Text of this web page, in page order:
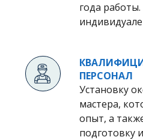
года
ПЕРСОНАЛ
Установку
мастера,
опыт, а
подготовку